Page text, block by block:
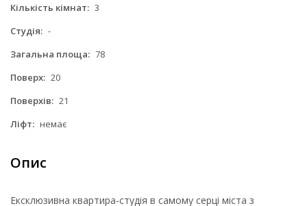
Кількість кімнат: 3
Студія: -
Загальна площа: 78
Поверх: 20
Поверхів: 21
Ліфт: немає
Опис
Ексклюзивна квартира-студія в самому серці міста з